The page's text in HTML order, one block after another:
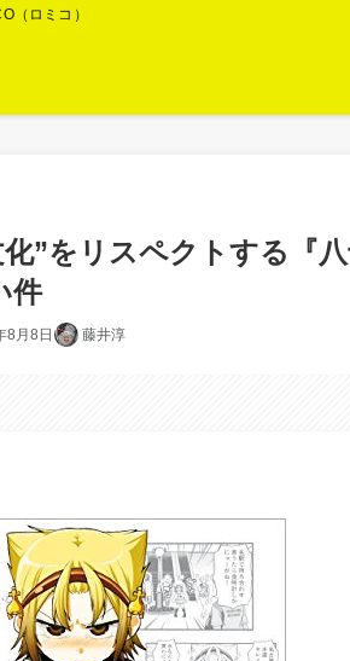
（ロミコ）
”をリスペクトする『
件
8月8日 藤井淳